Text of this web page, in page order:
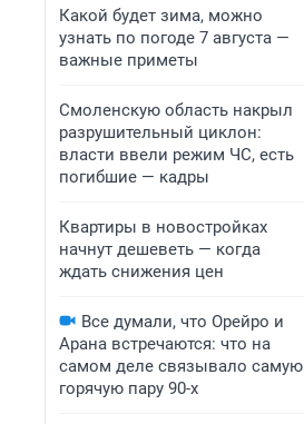
Какой будет зима, можно
узнать по погоде 7 августа —
важные приметы
Смоленскую область накрыл
разрушительный циклон:
власти ввели режим ЧС, есть
погибшие — кадры
Квартиры в новостройках
начнут дешеветь — когда
ждать снижения цен
Все думали, что Орейро и
Арана встречаются: что на
самом деле связывало самую
горячую пару 90-х